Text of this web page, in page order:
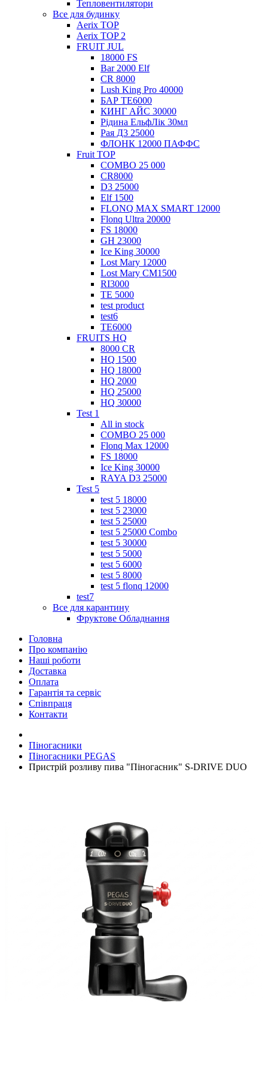
Тепловентилятори
Все для будинку
Aerix TOP
Aerix TOP 2
FRUIT JUL
18000 FS
Bar 2000 Elf
CR 8000
Lush King Pro 40000
БАР ТЕ6000
КИНГ АЙС 30000
Рідина ЕльфЛік 30мл
Рая Д3 25000
ФЛОНК 12000 ПАФФС
Fruit TOP
COMBO 25 000
CR8000
D3 25000
Elf 1500
FLONQ MAX SMART 12000
Flonq Ultra 20000
FS 18000
GH 23000
Ice King 30000
Lost Mary 12000
Lost Mary CM1500
RI3000
TE 5000
test product
test6
ТЕ6000
FRUITS HQ
8000 CR
HQ 1500
HQ 18000
HQ 2000
HQ 25000
HQ 30000
Test 1
All in stock
COMBO 25 000
Flonq Max 12000
FS 18000
Ice King 30000
RAYA D3 25000
Test 5
test 5 18000
test 5 23000
test 5 25000
test 5 25000 Combo
test 5 30000
test 5 5000
test 5 6000
test 5 8000
test 5 flonq 12000
test7
Все для карантину
Фруктове Обладнання
Головна
Про компанію
Наші роботи
Доставка
Оплата
Гарантія та сервіс
Співпраця
Контакти
Піногасники
Піногасники PEGAS
Пристрій розливу пива "Піногасник" S-DRIVE DUO